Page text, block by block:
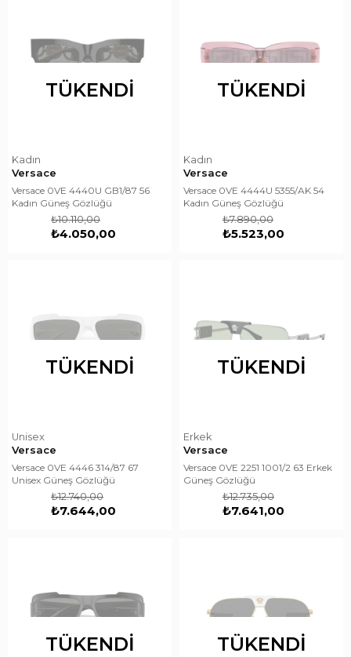
TÜKENDI
Kadın
Versace
Versace 0VE 4440U GB1/87 56
Kadın Güneş Gözlüğü
₺4.050,00
₺10.110,00
TÜKENDI
Kadın
Versace
Versace 0VE 4444U 5355/AK 54
Kadın Güneş Gözlüğü
₺5.523,00
₺7.890,00
TÜKENDI
Unisex
Versace
Versace 0VE 4446 314/87 67
Unisex Güneş Gözlüğü
₺7.644,00
₺12.740,00
TÜKENDI
Erkek
Versace
Versace 0VE 2251 1001/2 63 Erkek
Güneş Gözlüğü
₺7.641,00
₺12.735,00
TÜKENDI TÜKENDI